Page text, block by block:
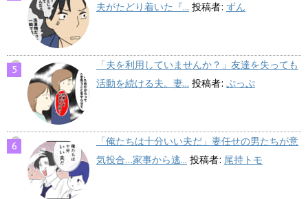
夫がたどり着いた『... 投稿者: ずん
「夫を利用していませんか？」友達を失っても
活動を続ける夫。妻... 投稿者: ぷっぷ
「俺たちは十分いい夫だ」妻任せの男たちが意
気投合…家事から逃... 投稿者: 尾持トモ